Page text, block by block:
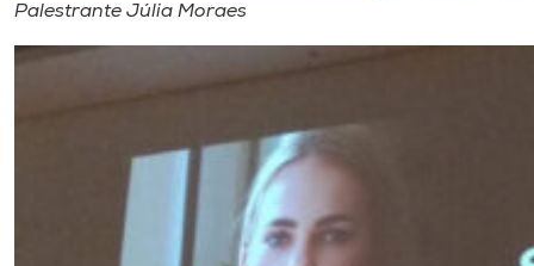
Palestrante Júlia Moraes